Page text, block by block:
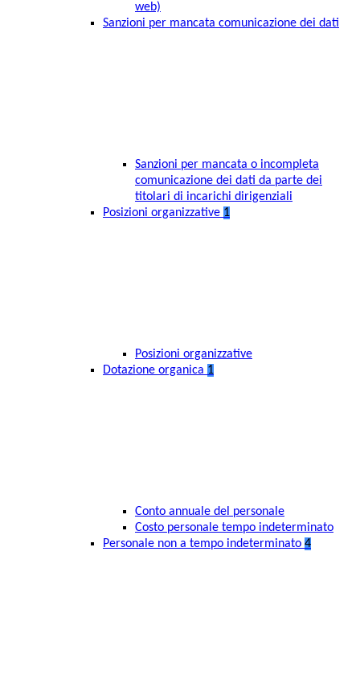
web)
Sanzioni per mancata comunicazione dei dati
Sanzioni per mancata o incompleta
comunicazione dei dati da parte dei
titolari di incarichi dirigenziali
Posizioni organizzative 1
Posizioni organizzative
Dotazione organica 1
Conto annuale del personale
Costo personale tempo indeterminato
Personale non a tempo indeterminato 4